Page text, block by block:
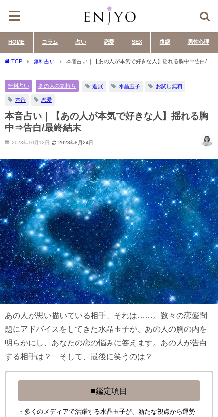
HOME コラム 占い 恋愛 SEX 復縁 男性心理
TOP 無料占い
本音占い｜【あの人が本気で好きな人】揺れる胸中⇒告白/最
無料占い あの人の気持ち 進展 水晶玉子 お試し無料
本音 恋愛
本音占い｜【あの人が本気で好きな人】揺れる胸
中⇒告白/最終結末
2023年10月12日 2023年8月24日
あの人が思い描いている相手、それは……。数々の恋愛問
題にアドバイスをしてきた水晶玉子が、あの人の胸の内を
明らかにし、あなたの恋の悩みに答えます。あの人が告白
する相手は？ そして、最後に笑うのは？
■鑑定項目
・多くのメディアで活躍する水晶玉子が、新たな視点から運勢